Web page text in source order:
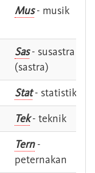
Mus- musik
Sas- susastra -
(sastra)
Stat- statistik
Tek- teknik
Tern-
peternakan